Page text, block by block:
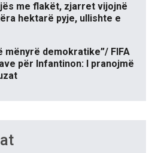
me flakët, zjarret vijojnë
hektarë pyje, ullishte e
mënyrë demokratike”/ FIFA
për Infantinon: I pranojmë